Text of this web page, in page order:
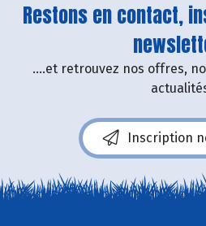
Restons en contact,
....et retrouvez nos offres,
Inscription